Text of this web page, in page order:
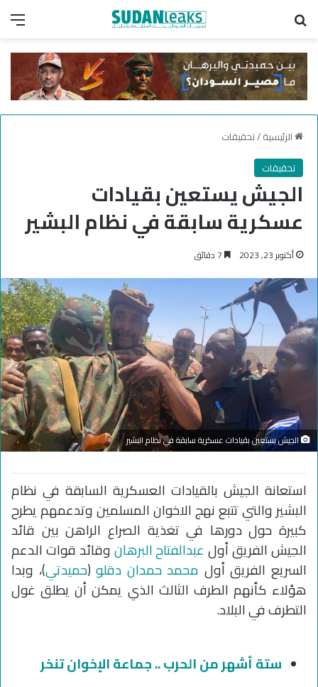
الرئيسية/تحقيقات
تحقيقات
الجيش يستعين بقيادات
عسكرية سابقة في نظام البشير
أكتوبر 23, 2023
الجيش يستعين بقيادات عسكرية سابقة في نظام البشير
استعانة الجيش بالقيادات العسكرية السابقة في نظام
البشير والتي تتبع نهج الاخوان المسلمين وتدعمهم يطرح
كبيرة حول دورها في تغذية الصراع الراهن بين قائد
الجيش الفريق أول عبدالفتاح البرهانوقائد قوات الدعم
السريع الفريق أول محمد حمدان دقلو(حميدتي)، وبدا
هؤلاء كأنهم الطرف الثالث الذي يمكن أن يطلق غول
التطرف في البلاد.
ستة أشهر من الحرب .. جماعة الإخوان تنخر